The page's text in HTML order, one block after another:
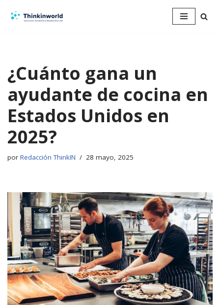
¿Cuánto gana un
ayudante de cocina en
Estados Unidos en
2025?
por Redacción ThinkIN 28 mayo, 2025